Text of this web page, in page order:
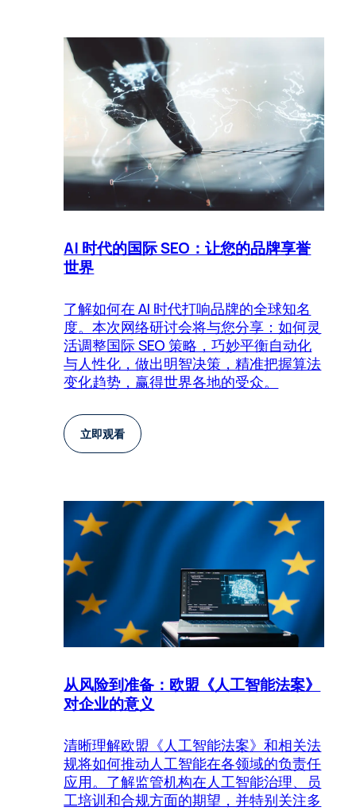
AI 时代的国际 SEO：让您的品牌享誉
世界
了解如何在 AI 时代打响品牌的全球知名
度。本次网络研讨会将与您分享：如何灵
活调整国际 SEO 策略，巧妙平衡自动化
与人性化，做出明智决策，精准把握算法
变化趋势，赢得世界各地的受众。
立即观看
从风险到准备：欧盟《人工智能法案》
对企业的意义
清晰理解欧盟《人工智能法案》和相关法
规将如何推动人工智能在各领域的负责任
应用。了解监管机构在人工智能治理、员
工培训和合规方面的期望，并特别关注多